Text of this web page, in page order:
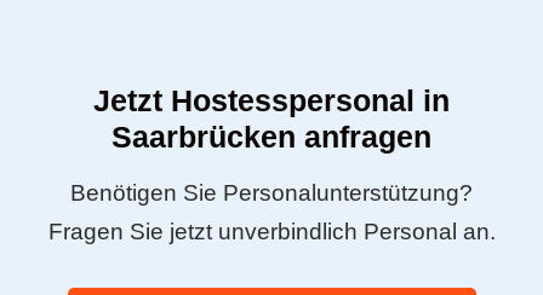
Jetzt Hostesspersonal in
Saarbrücken anfragen
Benötigen Sie Personalunterstützung?
Fragen Sie jetzt unverbindlich Personal an.